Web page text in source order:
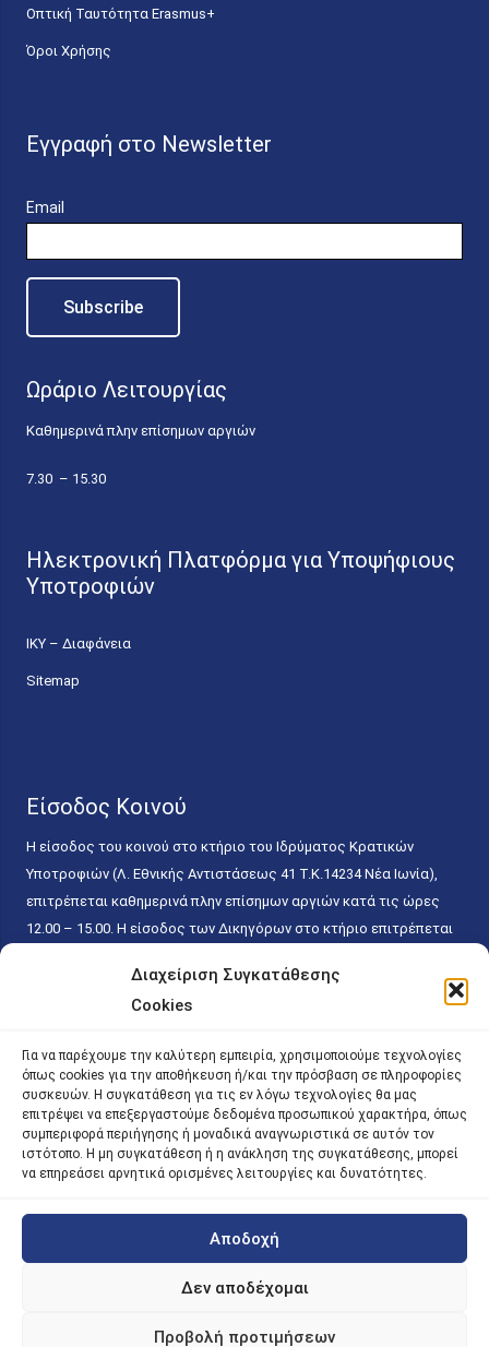
Διαχείριση Συγκατάθεσης
Cookies
Για να παρέχουμε την καλύτερη εμπειρία, χρησιμοποιούμε τεχνολογίες
όπως cookies για την αποθήκευση ή/και την πρόσβαση σε πληροφορίες
συσκευών. Η συγκατάθεση για τις εν λόγω τεχνολογίες θα μας
επιτρέψει να επεξεργαστούμε δεδομένα προσωπικού χαρακτήρα, όπως
συμπεριφορά περιήγησης ή μοναδικά αναγνωριστικά σε αυτόν τον
ιστότοπο. Η μη συγκατάθεση ή η ανάκληση της συγκατάθεσης, μπορεί
να επηρεάσει αρνητικά ορισμένες λειτουργίες και δυνατότητες.
Αποδοχή
Δεν αποδέχομαι
Προβολή προτιμήσεων
Οπτική Ταυτότητα Erasmus+
Όροι Χρήσης
Εγγραφή στο Newsletter
Email
Ωράριο Λειτουργίας
Καθημερινά πλην επίσημων αργιών
7.30 – 15.30
Ηλεκτρονική Πλατφόρμα για Υποψήφιους
Υποτροφιών
ΙΚΥ – Διαφάνεια
Sitemap
Είσοδος Κοινού
Η είσοδος του κοινού στο κτήριο του Ιδρύματος Κρατικών
Υποτροφιών (Λ. Εθνικής Αντιστάσεως 41 T.K.14234 Νέα Ιωνία),
επιτρέπεται καθημερινά πλην επίσημων αργιών κατά τις ώρες
12.00 – 15.00. Η είσοδος των Δικηγόρων στο κτήριο επιτρέπεται
κάθε εργάσιμη ημέρα και ώρα χωρίς κανέναν χρονικό ή άλλο
περιορισμό. Η είσοδος του κοινού ειδικά στο γραφείο του
15.00. Η εξυπηρέτηση του κοινού πραγματοποιείται βάσει των
παγίων ισχυουσών διατάξεων. Για την αποφυγή συνωστισμού
εντός του εσωτερικού χώρου εξυπηρέτησης και αναμονής του
κοινού, η εξυπηρέτησή του δύναται να πραγματοποιείται κατόπιν
προγραμματισμένου ραντεβού.
| iky.gr | All Rights Reserved
Designed and Developed by ACM Digital